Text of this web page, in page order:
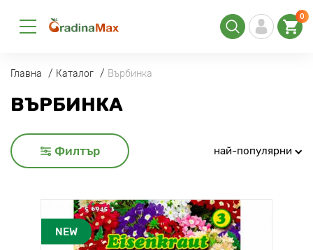
0
Главна Каталог Върбинка
ВЪРБИНКА
Филтър най-популярни
NEW